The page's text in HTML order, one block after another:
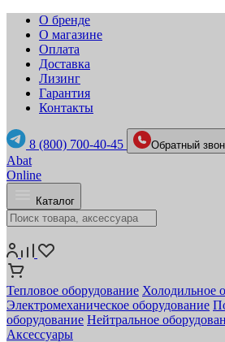
О бренде
О магазине
Оплата
Доставка
Лизинг
Гарантия
Контакты
8 (800) 700-40-45 Обратный
Abat
Online
Каталог
Тепловое оборудование Холодильное
Электромеханическое оборудование
оборудование Нейтральное
Аксессуары